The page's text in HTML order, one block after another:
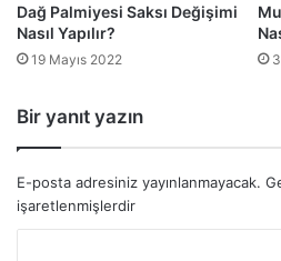
Dağ Palmiyesi Saksı Değişimi
Nasıl Yapılır?
19 Mayıs 2022
Bir yanıt yazın
E-posta adresiniz yayınlanmayacak.
işaretlenmişlerdir